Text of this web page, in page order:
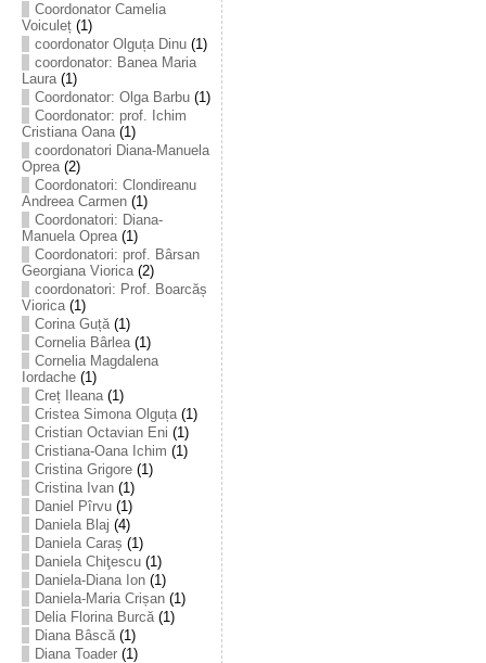
Coordonator Camelia
Voiculeț(1)
coordonator Olguța Dinu(1)
coordonator: Banea Maria
Laura(1)
Coordonator: Olga Barbu(1)
Coordonator: prof. Ichim
Cristiana Oana(1)
coordonatori Diana-Manuela
Oprea(2)
Coordonatori: Clondireanu
Andreea Carmen(1)
Coordonatori: Diana-
Manuela Oprea(1)
Coordonatori: prof. Bârsan
Georgiana Viorica(2)
coordonatori: Prof. Boarcăș
Viorica(1)
Corina Guță(1)
Cornelia Bârlea(1)
Cornelia Magdalena
Iordache(1)
Creț Ileana(1)
Cristea Simona Olguța(1)
Cristian Octavian Eni (1)
Cristiana-Oana Ichim (1)
Cristina Grigore(1)
Cristina Ivan(1)
Daniel Pîrvu(1)
Daniela Blaj (4)
Daniela Caraș (1)
Daniela Chiţescu(1)
Daniela-Diana Ion(1)
Daniela-Maria Crișan(1)
Delia Florina Burcă(1)
Diana Bâscă(1)
Diana Toader(1)